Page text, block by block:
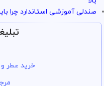
صندلی آموزشی استاندارد چرا
خرید عطر و